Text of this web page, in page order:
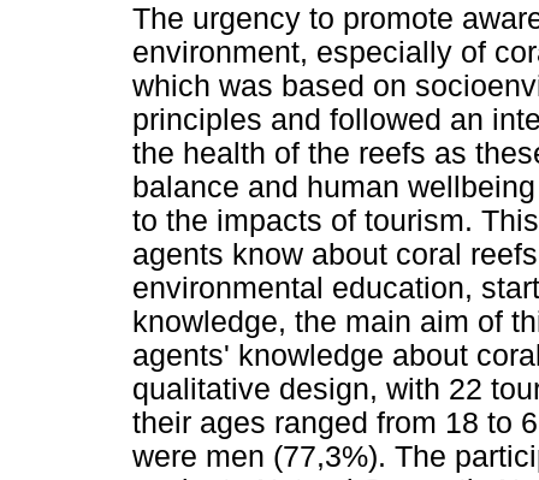
The urgency to promote
environment, especially of
which was based on
principles and followed an
the health of the reefs as
balance and human
to the impacts of tourism.
agents know about coral
environmental education,
knowledge, the main aim of
agents' knowledge about
qualitative design, with 22
their ages ranged from 18 to
were men (77,3%). The